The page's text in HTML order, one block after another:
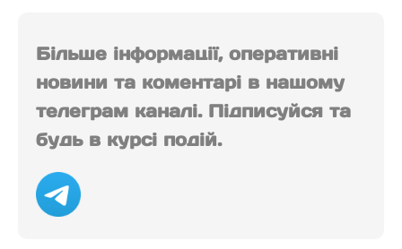
Більше інформації, оперативні
новини та коментарі в нашому
телеграм каналі. Підписуйся та
будь в курсі подій.